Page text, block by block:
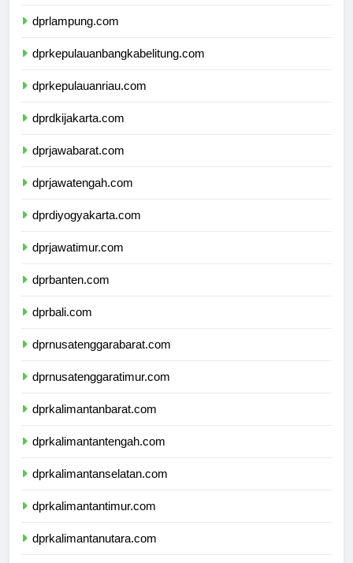
dprlampung.com
dprkepulauanbangkabelitung.com
dprkepulauanriau.com
dprdkijakarta.com
dprjawabarat.com
dprjawatengah.com
dprdiyogyakarta.com
dprjawatimur.com
dprbanten.com
dprbali.com
dprnusatenggarabarat.com
dprnusatenggaratimur.com
dprkalimantanbarat.com
dprkalimantantengah.com
dprkalimantanselatan.com
dprkalimantantimur.com
dprkalimantanutara.com